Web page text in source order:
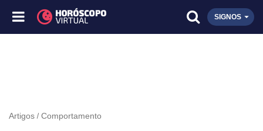
SIGNOS
Artigos Comportamento